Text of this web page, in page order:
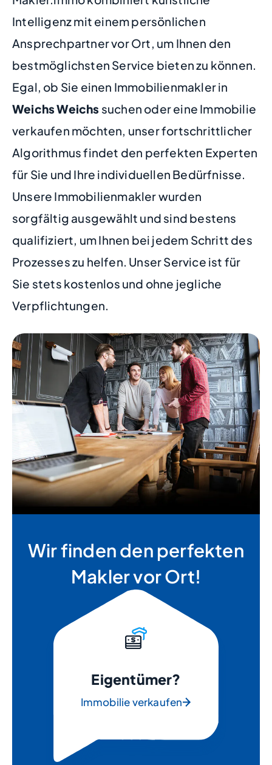
Intelligenz mit einem persönlichen
Ansprechpartner vor Ort, um Ihnen den
bestmöglichsten Service bieten zu können.
Egal, ob Sie einen Immobilienmakler in
Weichs Weichs suchen oder eine Immobilie
verkaufen möchten, unser fortschrittlicher
Algorithmus findet den perfekten Experten
für Sie und Ihre individuellen Bedürfnisse.
Unsere Immobilienmakler wurden
sorgfältig ausgewählt und sind bestens
qualifiziert, um Ihnen bei jedem Schritt des
Prozesses zu helfen. Unser Service ist für
Sie stets kostenlos und ohne jegliche
Verpflichtungen.
Wir finden den perfekten
Makler vor Ort!
Eigentümer?
Immobilie verkaufen